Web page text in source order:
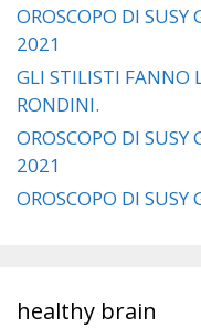
OROSCOPO DI
2021
GLI STILISTI FANNO
RONDINI.
OROSCOPO DI
2021
OROSCOPO DI
healthy brain